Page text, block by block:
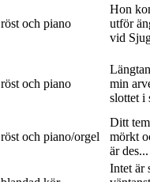
röst och piano
Hon
utför
vid
röst och piano
min
slottet i
röst och piano/orgel
Ditt
mörkt
är des...
Intet är